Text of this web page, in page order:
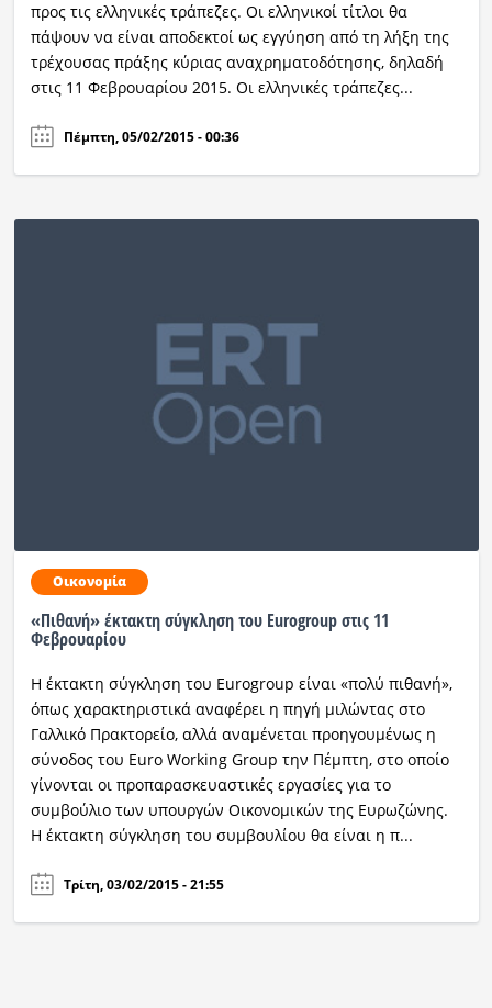
προς τις ελληνικές τράπεζες. Οι ελληνικοί τίτλοι θα
πάψουν να είναι αποδεκτοί ως εγγύηση από τη λήξη της
τρέχουσας πράξης κύριας αναχρηματοδότησης, δηλαδή
στις 11 Φεβρουαρίου 2015. Οι ελληνικές τράπεζες...
Πέμπτη, 05/02/2015 - 00:36
Οικονομία
«Πιθανή» έκτακτη σύγκληση του Eurogroup στις 11
Φεβρουαρίου
Η έκτακτη σύγκληση του Eurogroup είναι «πολύ πιθανή»,
όπως χαρακτηριστικά αναφέρει η πηγή μιλώντας στο
Γαλλικό Πρακτορείο, αλλά αναμένεται προηγουμένως η
σύνοδος του Euro Working Group την Πέμπτη, στο οποίο
γίνονται οι προπαρασκευαστικές εργασίες για το
συμβούλιο των υπουργών Οικονομικών της Ευρωζώνης.
Η έκτακτη σύγκληση του συμβουλίου θα είναι η π...
Τρίτη, 03/02/2015 - 21:55